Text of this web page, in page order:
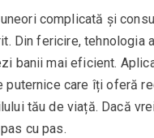
complicată și
Din fericire, tehnologia
banii mai eficient.
care îți oferă
tău de viață. Dacă
cu pas.